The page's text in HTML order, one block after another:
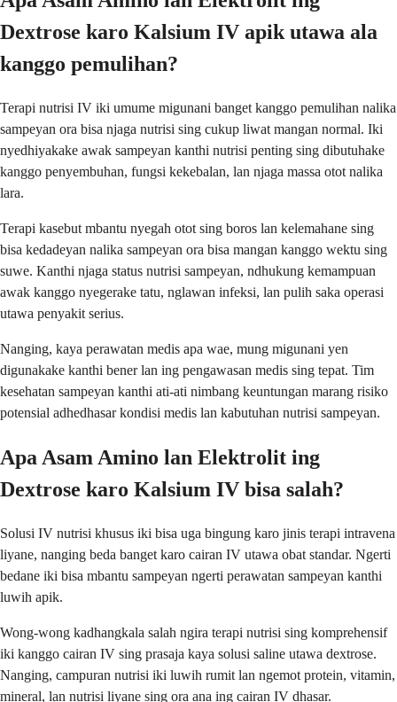
Dextrose karo Kalsium IV apik utawa ala
kanggo pemulihan?
Terapi nutrisi IV iki umume migunani banget kanggo pemulihan nalika
sampeyan ora bisa njaga nutrisi sing cukup liwat mangan normal. Iki
nyedhiyakake awak sampeyan kanthi nutrisi penting sing dibutuhake
kanggo penyembuhan, fungsi kekebalan, lan njaga massa otot nalika
lara.
Terapi kasebut mbantu nyegah otot sing boros lan kelemahane sing
bisa kedadeyan nalika sampeyan ora bisa mangan kanggo wektu sing
suwe. Kanthi njaga status nutrisi sampeyan, ndhukung kemampuan
awak kanggo nyegerake tatu, nglawan infeksi, lan pulih saka operasi
utawa penyakit serius.
Nanging, kaya perawatan medis apa wae, mung migunani yen
digunakake kanthi bener lan ing pengawasan medis sing tepat. Tim
kesehatan sampeyan kanthi ati-ati nimbang keuntungan marang risiko
potensial adhedhasar kondisi medis lan kabutuhan nutrisi sampeyan.
Apa Asam Amino lan Elektrolit ing
Dextrose karo Kalsium IV bisa salah?
Solusi IV nutrisi khusus iki bisa uga bingung karo jinis terapi intravena
liyane, nanging beda banget karo cairan IV utawa obat standar. Ngerti
bedane iki bisa mbantu sampeyan ngerti perawatan sampeyan kanthi
luwih apik.
Wong-wong kadhangkala salah ngira terapi nutrisi sing komprehensif
iki kanggo cairan IV sing prasaja kaya solusi saline utawa dextrose.
Nanging, campuran nutrisi iki luwih rumit lan ngemot protein, vitamin,
mineral, lan nutrisi liyane sing ora ana ing cairan IV dhasar.